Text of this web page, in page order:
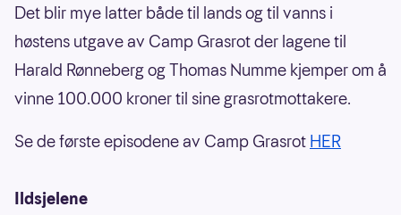
Det blir mye latter både til lands og til vanns i
høstens utgave av Camp Grasrot der lagene til
Harald Rønneberg og Thomas Numme kjemper om å
vinne 100.000 kroner til sine grasrotmottakere.
Se de første episodene av Camp Grasrot HER
Ildsjelene